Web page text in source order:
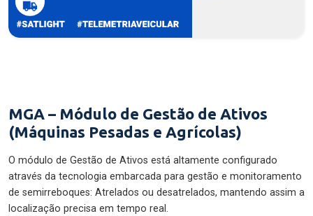
MGA – Módulo de Gestão de Ativos
(Máquinas Pesadas e Agrícolas)
O módulo de Gestão de Ativos está altamente configurado
através da tecnologia embarcada para gestão e monitoramento
de semirreboques: Atrelados ou desatrelados, mantendo assim a
localização precisa em tempo real.